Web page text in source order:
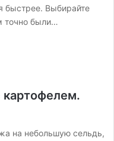
быстрее. Выбирайте
точно были…
картофелем.
на небольшую сельдь,